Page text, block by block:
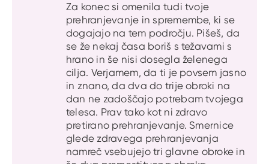
Za konec si omenila tudi tvoje
prehranjevanje in spremembe, ki se
dogajajo na tem področju. Pišeš, da
se že nekaj časa boriš s težavami s
hrano in še nisi dosegla želenega
cilja. Verjamem, da ti je povsem jasno
in znano, da dva do trije obroki na
dan ne zadoščajo potrebam tvojega
telesa. Prav tako kot ni zdravo
pretirano prehranjevanje. Smernice
glede zdravega prehranjevanja
namreč vsebujejo tri glavne obroke in